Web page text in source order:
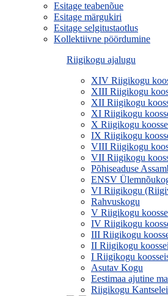
Esitage teabenõue
Esitage märgukiri
Esitage selgitustaotlus
Kollektiivne pöördumine
Riigikogu ajalugu
XIV Riigikogu
XIII Riigikogu
XII Riigikogu
XI Riigikogu
X Riigikogu
IX Riigikogu
VIII Riigikogu
VII Riigikogu
Põhiseaduse
ENSV
VI Riigikogu
Rahvuskogu
V Riigikogu
IV Riigikogu
III Riigikogu
II Riigikogu
I Riigikogu
Asutav Kogu
Eestimaa ajutine
Riigikogu